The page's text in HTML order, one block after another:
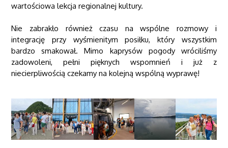
wartościowa lekcja regionalnej kultury.
Nie zabrakło również czasu na wspólne rozmowy i
integrację przy wyśmienitym posiłku, który wszystkim
bardzo smakował. Mimo kaprysów pogody wróciliśmy
zadowoleni, pełni pięknych wspomnień i już z
niecierpliwością czekamy na kolejną wspólną wyprawę!